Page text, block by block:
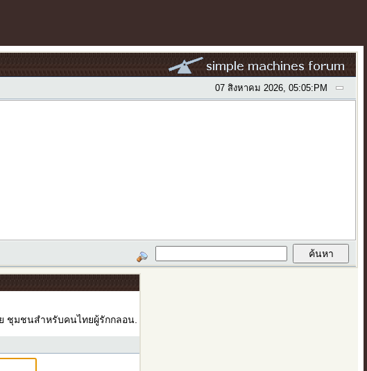
07 สิงหาคม 2026, 05:05:PM
ชุมชนสำหรับคนไทยผู้รักกลอน.